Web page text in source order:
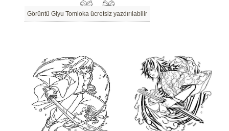
Görüntü Giyu Tomioka ücretsiz yazdırılabilir